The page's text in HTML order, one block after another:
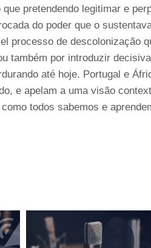
pretendendo legitimar e
do poder que o
processo de descolonização
também por introduzir
até hoje. Portugal e
e apelam a uma visão
todos sabemos e